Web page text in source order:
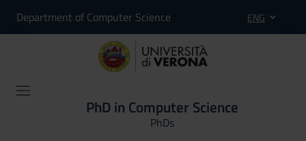
Department of Computer Science ENG
PhD in Computer Science
PhDs